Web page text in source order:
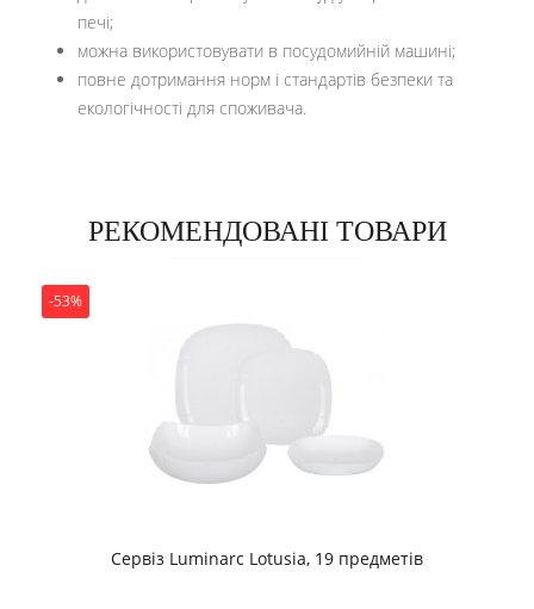
печі;
можна використовувати в посудомийній машині;
повне дотримання норм і стандартів безпеки та
екологічності для споживача.
РЕКОМЕНДОВАНІ ТОВАРИ
-53%
Сервіз Luminarc Lotusia, 19 предметів